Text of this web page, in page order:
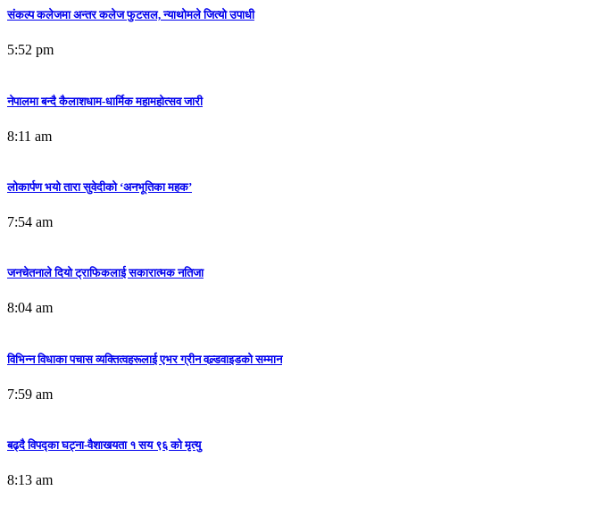
संकल्प कलेजमा अन्तर कलेज फुटसल, न्याथोमले जित्यो उपाधी
5:52 pm
नेपालमा बन्दै कैलाशधाम-धार्मिक महामहोत्सव जारी
8:11 am
लोकार्पण भयो तारा सुवेदीको ‘अनभूतिका महक’
7:54 am
जनचेतनाले दियो ट्राफिकलाई सकारात्मक नतिजा
8:04 am
विभिन्न विधाका पचास व्यक्तित्वहरूलाई एभर ग्रीन वल्र्डवाइडको सम्मान
7:59 am
बढ्दै विपद्का घट्ना-वैशाखयता १ सय ९६ को मृत्यु
8:13 am